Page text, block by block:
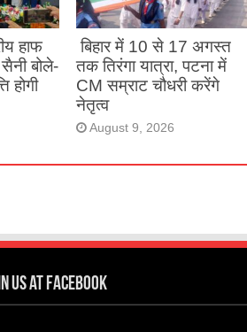
हाफ
बोले-
होगी
बिहार में 10 से 17 अगस्त
तक तिरंगा यात्रा, पटना में
CM सम्राट चौधरी करेंगे
नेतृत्व
August 9, 2026
us at Facebook